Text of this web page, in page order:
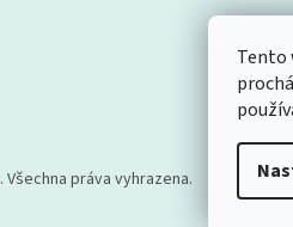
Tento
. Všechna práva vyhrazena.